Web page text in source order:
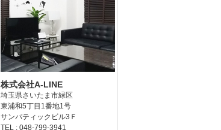
株式会社A-LINE
埼玉県さいたま市緑区
東浦和5丁目1番地1号
サンパティックビル3Ｆ
TEL : 048-799-3941